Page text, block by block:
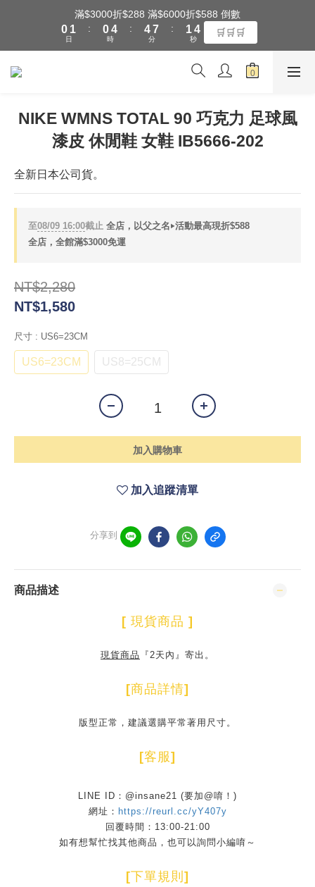
全館滿$3000享『超商』免運費
滿$3000折$288 滿$6000折$588 倒數
0
2
1
0
日
:
1
0
5
4
3
時
:
5
4
3
8
7
6
1
0
分
:
2
1
0
5
4
3
1
秒
🛒🛒🛒
全館滿$3000享『超商』免運費
NIKE WMNS TOTAL 90 巧克力 足球風
漆皮 休閒鞋 女鞋 IB5666-202
全新日本公司貨。
至08/09 16:00截止 全店，以父之名‣活動最高現折$588
全店，全館滿$3000免運
NT$2,280
NT$1,580
尺寸 : US6=23CM
US6=23CM US8=25CM
加入購物車
加入追蹤清單
分享到
商品描述
[ 現貨商品 ]
現貨商品 『2天內』寄出。
[商品詳情]
版型正常，建議選購平常著用尺寸。
[客服]
LINE ID：@insane21 (要加@唷！)
網址： https://reurl.cc/yY407y
回覆時間：13:00-21:00
如有想幫忙找其他商品，也可以詢問小編唷～
[下單規則 ]